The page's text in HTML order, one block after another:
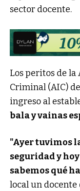
sector docente.
Los peritos de
Criminal (AIC)
ingreso al
bala y vainas
"Ayer tuvimos
seguridad y
sabemos qué
local un